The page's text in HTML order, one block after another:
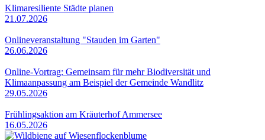
Klimaresiliente Städte planen
21.07.2026
Onlineveranstaltung "Stauden im Garten"
26.06.2026
Online-Vortrag: Gemeinsam für mehr Biodiversität und
Klimaanpassung am Beispiel der Gemeinde Wandlitz
29.05.2026
Frühlingsaktion am Kräuterhof Ammersee
16.05.2026